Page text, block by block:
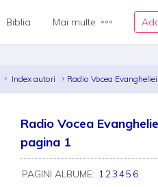
Biblia Mai multe
Index autori Radio Vocea
Radio Vocea
pagina 1
PAGINI ALBUME: 12345 6